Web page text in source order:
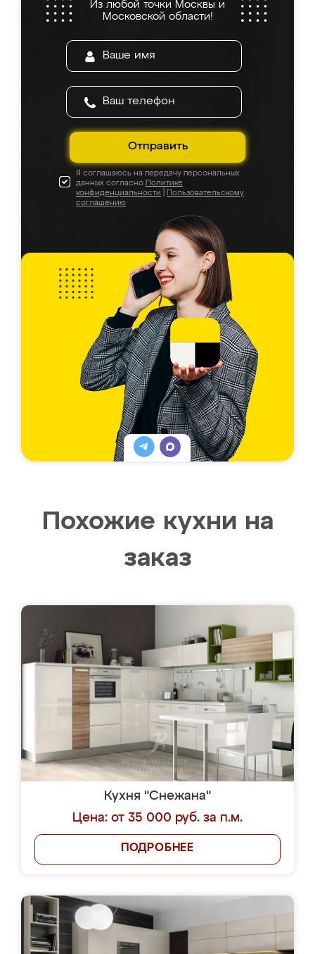
Из любой точки Москвы и
Московской области!
Отправить
Я соглашаюсь на передачу персональных
данных согласно Политике
конфиденциальности
Пользовательскому
соглашению
Похожие кухни на
заказ
Кухня "Снежана"
Цена: от 35 000 руб. за п.м.
ПОДРОБНЕЕ